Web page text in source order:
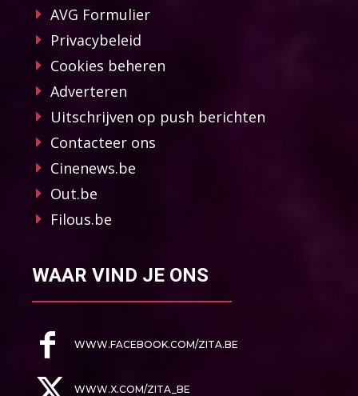
AVG Formulier
Privacybeleid
Cookies beheren
Adverteren
Uitschrijven op push berichten
Contacteer ons
Cinenews.be
Out.be
Filous.be
WAAR VIND JE ONS
WWW.FACEBOOK.COM/ZITA.BE
WWW.X.COM/ZITA_BE